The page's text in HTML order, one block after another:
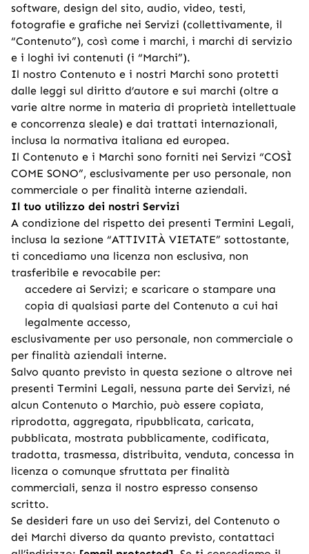
software, design del sito, audio, video, testi,
fotografie e grafiche nei Servizi (collettivamente, il
“Contenuto”), così come i marchi, i marchi di servizio
e i loghi ivi contenuti (i “Marchi”).
Il nostro Contenuto e i nostri Marchi sono protetti
dalle leggi sul diritto d’autore e sui marchi (oltre a
varie altre norme in materia di proprietà intellettuale
e concorrenza sleale) e dai trattati internazionali,
inclusa la normativa italiana ed europea.
Il Contenuto e i Marchi sono forniti nei Servizi “COSÌ
COME SONO”, esclusivamente per uso personale, non
commerciale o per finalità interne aziendali.
Il tuo utilizzo dei nostri Servizi
A condizione del rispetto dei presenti Termini Legali,
inclusa la sezione “ATTIVITÀ VIETATE” sottostante,
ti concediamo una licenza non esclusiva, non
trasferibile e revocabile per:
accedere ai Servizi; e scaricare o stampare una
copia di qualsiasi parte del Contenuto a cui hai
legalmente accesso,
esclusivamente per uso personale, non commerciale o
per finalità aziendali interne.
Salvo quanto previsto in questa sezione o altrove nei
presenti Termini Legali, nessuna parte dei Servizi, né
alcun Contenuto o Marchio, può essere copiata,
riprodotta, aggregata, ripubblicata, caricata,
pubblicata, mostrata pubblicamente, codificata,
tradotta, trasmessa, distribuita, venduta, concessa in
licenza o comunque sfruttata per finalità
commerciali, senza il nostro espresso consenso
scritto.
Se desideri fare un uso dei Servizi, del Contenuto o
dei Marchi diverso da quanto previsto, contattaci